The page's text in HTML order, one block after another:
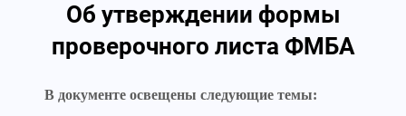
Об утверждении формы
проверочного листа ФМБА
В документе освещены следующие темы: